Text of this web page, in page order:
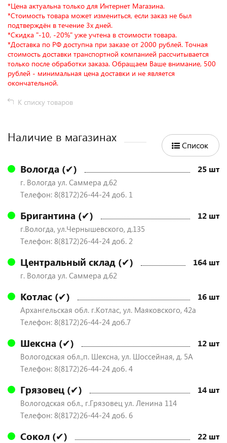
*Цена актуальна только для Интернет Магазина.
*Стоимость товара может измениться, если заказ не был
подтверждён в течение 3х дней.
*Скидка "-10, -20%" уже учтена в стоимости товара.
*Доставка по РФ доступна при заказе от 2000 рублей. Точная
стоимость доставки транспортной компанией рассчитывается
только после обработки заказа. Обращаем Ваше внимание, 500
рублей - минимальная цена доставки и не является
окончательной.
К списку товаров
Наличие в магазинах
Список
Вологда (✔) 25 шт
г. Вологда ул. Саммера д.62
Телефон: 8(8172)26-44-24 доб. 1
Бригантина (✔) 12 шт
г.Вологда, ул.Чернышевского, д.135
Телефон: 8(8172)26-44-24 доб. 2
Центральный склад (✔) 164 шт
г. Вологда ул. Саммера д.62
Котлас (✔) 16 шт
Архангельская обл. г.Котлас, ул. Маяковского, 42а
Телефон: 8(8172)26-44-24 доб.7
Шексна (✔) 12 шт
Вологодская обл.,п. Шексна, ул. Шоссейная, д. 5А
Телефон: 8(8172)26-44-24 доб. 4
Грязовец (✔) 14 шт
Вологодская обл., г.Грязовец ул. Ленина 114
Телефон: 8(8172)26-44-24 доб. 6
Сокол (✔) 22 шт